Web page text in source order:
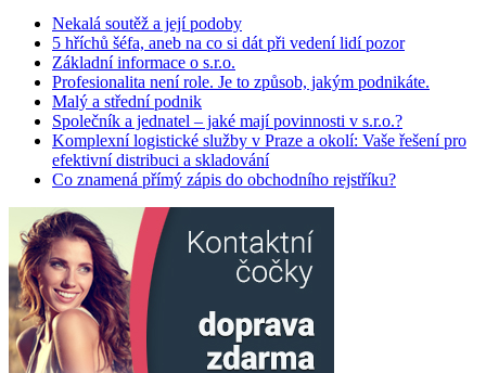
Nekalá soutěž a její podoby
5 hříchů šéfa, aneb na co si dát při vedení lidí pozor
Základní informace o s.r.o.
Profesionalita není role. Je to způsob, jakým podnikáte.
Malý a střední podnik
Společník a jednatel – jaké mají povinnosti v s.r.o.?
Komplexní logistické služby v Praze a okolí: Vaše řešení pro
efektivní distribuci a skladování
Co znamená přímý zápis do obchodního rejstříku?